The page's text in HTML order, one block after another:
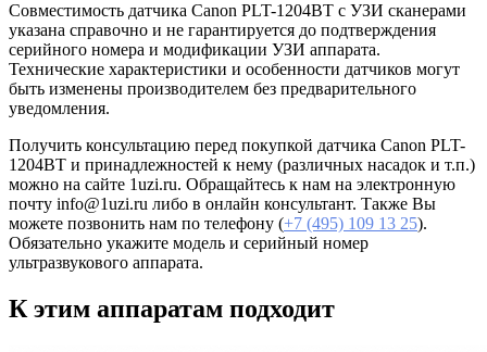
Совместимость датчика Canon PLT-1204BT с УЗИ сканерами
указана справочно и не гарантируется до подтверждения
серийного номера и модификации УЗИ аппарата.
Технические характеристики и особенности датчиков могут
быть изменены производителем без предварительного
уведомления.
Получить консультацию перед покупкой датчика Canon PLT-
1204BT и принадлежностей к нему (различных насадок и т.п.)
можно на сайте 1uzi.ru. Обращайтесь к нам на электронную
почту info@1uzi.ru либо в онлайн консультант. Также Вы
можете позвонить нам по телефону (+7 (495) 109 13 25).
Обязательно укажите модель и серийный номер
ультразвукового аппарата.
К этим аппаратам подходит